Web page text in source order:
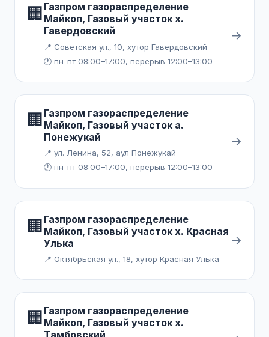
🏢 Газпром газораспределение
Майкоп, Газовый участок х.
Гавердовский
📍 Советская ул., 10, хутор Гавердовский
🕐 пн-пт 08:00–17:00, перерыв 12:00–13:00
→
🏢 Газпром газораспределение
Майкоп, Газовый участок а.
Понежукай
📍 ул. Ленина, 52, аул Понежукай
🕐 пн-пт 08:00–17:00, перерыв 12:00–13:00
→
🏢 Газпром газораспределение
Майкоп, Газовый участок х. Красная
Улька
📍 Октябрьская ул., 18, хутор Красная Улька
→
🏢 Газпром газораспределение
Майкоп, Газовый участок х.